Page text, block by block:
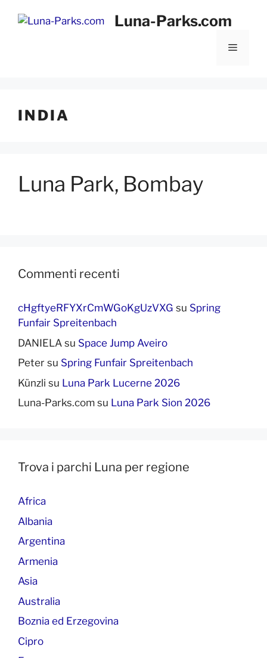
Luna-Parks.com
Menu
INDIA
Luna Park, Bombay
Commenti recenti
cHgftyeRFYXrCmWGoKgUzVXG su Spring
Funfair Spreitenbach
DANIELA su Space Jump Aveiro
Peter su Spring Funfair Spreitenbach
Künzli su Luna Park Lucerne 2026
Luna-Parks.com su Luna Park Sion 2026
Trova i parchi Luna per regione
Africa
Albania
Argentina
Armenia
Asia
Australia
Boznia ed Erzegovina
Cipro